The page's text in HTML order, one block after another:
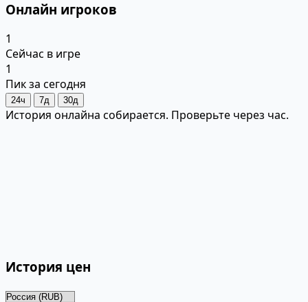
Онлайн игроков
1
Сейчас в игре
1
Пик за сегодня
24ч 7д 30д
История онлайна собирается. Проверьте через час.
История цен